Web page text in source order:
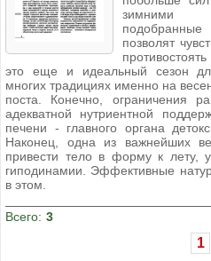
зимними
позволят
это еще и идеальный сезон
многих традициях именно на
поста. Конечно, ограничения
адекватной нутриентной
печени - главного органа
Наконец, одна из важнейших
привести тело в форму к лету,
гиподинамии. Эффективные
в этом.
Всего: 3
1